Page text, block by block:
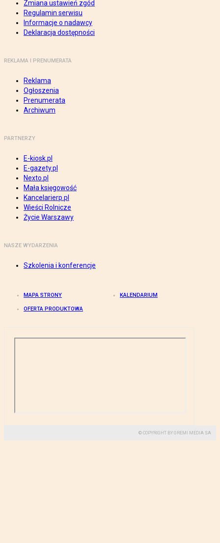
Zmiana ustawień zgód
Regulamin serwisu
Informacje o nadawcy
Deklaracja dostępności
REKLAMA I PRENUMERATA
Reklama
Ogłoszenia
Prenumerata
Archiwum
PARTNERZY
E-kiosk.pl
E-gazety.pl
Nexto.pl
Mała księgowość
Kancelarierp.pl
Wieści Rolnicze
Życie Warszawy
NASZE WYDARZENIA
Szkolenia i konferencje
MAPA STRONY KALENDARIUM
OFERTA PRODUKTOWA
© COPYRIGHT BY GREMI MEDIA SA